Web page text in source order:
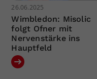
26.06.2025
Wimbledon: Misolic
folgt Ofner mit
Nervenstärke ins
Hauptfeld